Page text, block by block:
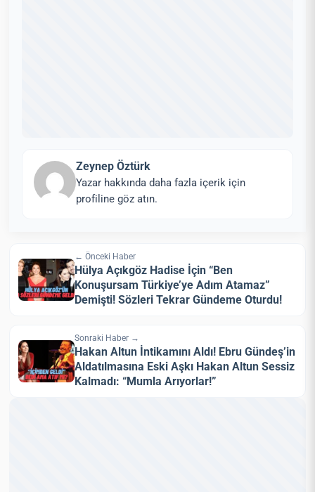
Zeynep Öztürk
Yazar hakkında daha fazla içerik için
profiline göz atın.
← Önceki Haber
Hülya Açıkgöz Hadise İçin “Ben
Konuşursam Türkiye’ye Adım Atamaz”
Demişti! Sözleri Tekrar Gündeme Oturdu!
Sonraki Haber →
Hakan Altun İntikamını Aldı! Ebru Gündeş’in
Aldatılmasına Eski Aşkı Hakan Altun Sessiz
Kalmadı: “Mumla Arıyorlar!”